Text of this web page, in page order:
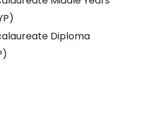
Diploma